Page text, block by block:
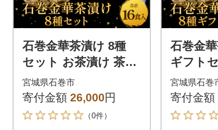
石巻金華茶漬け 8種
セット お茶漬け 茶漬
け 鯛 銀鮭 さば たら
こ 牡蠣 ほや 磯のり
まぐろ
宮城県石巻市
寄付金額 26,000円
（0件）
石巻金
ギフト
け 茶漬
ば たら
磯のり
宮城県石巻
寄付金額